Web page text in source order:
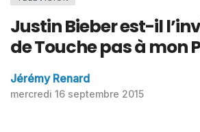
Justin Bieber est-il
de Touche pas à mon
Jérémy Renard
mercredi 16 septembre 2015